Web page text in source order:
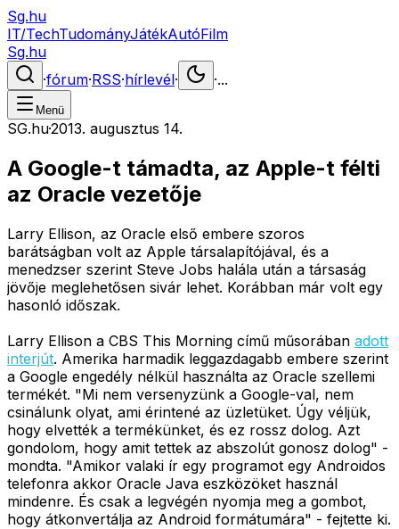
Sg.hu
IT/TechTudományJátékAutóFilm
Sg.hu
·fórum·RSS·hírlevél· ·...
Menü
SG.hu·2013. augusztus 14.
A Google-t támadta, az Apple-t félti
az Oracle vezetője
Larry Ellison, az Oracle első embere szoros
barátságban volt az Apple társalapítójával, és a
menedzser szerint Steve Jobs halála után a társaság
jövője meglehetősen sivár lehet. Korábban már volt egy
hasonló időszak.
Larry Ellison a CBS This Morning című műsorában adott
interjút. Amerika harmadik leggazdagabb embere szerint
a Google engedély nélkül használta az Oracle szellemi
termékét. "Mi nem versenyzünk a Google-val, nem
csinálunk olyat, ami érintené az üzletüket. Úgy véljük,
hogy elvették a termékünket, és ez rossz dolog. Azt
gondolom, hogy amit tettek az abszolút gonosz dolog" -
mondta. "Amikor valaki ír egy programot egy Androidos
telefonra akkor Oracle Java eszközöket használ
mindenre. És csak a legvégén nyomja meg a gombot,
hogy átkonvertálja az Android formátumára" - fejtette ki.